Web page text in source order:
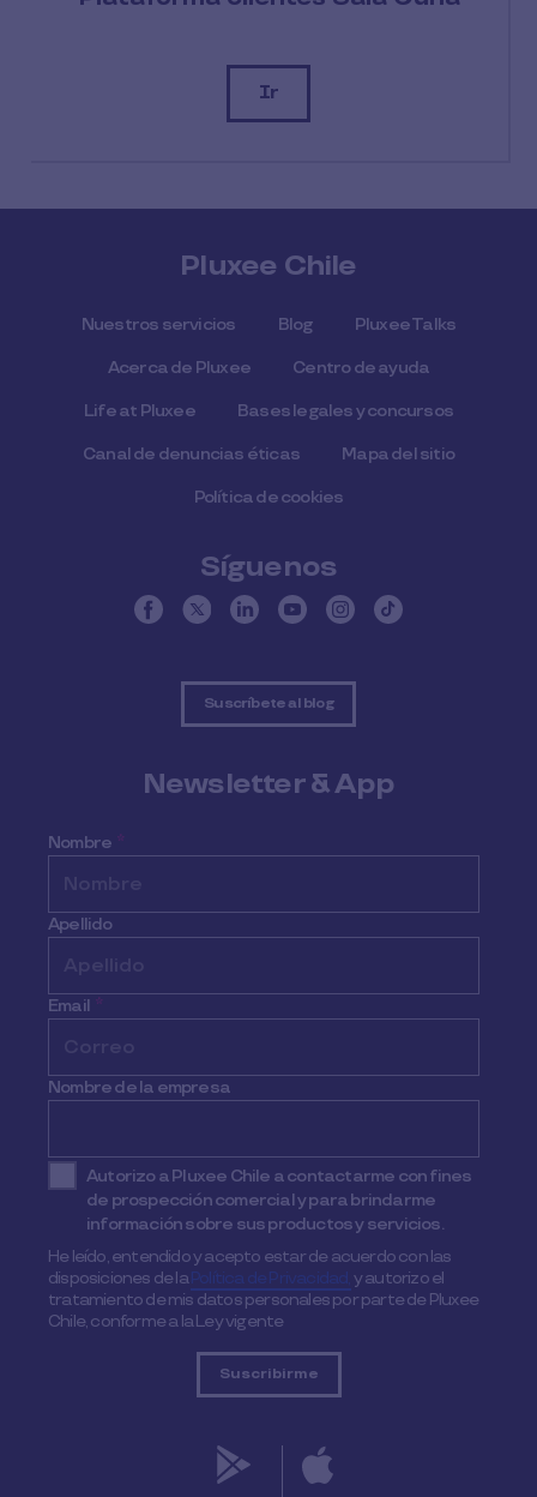
Ir
Pluxee Chile
Nuestros servicios Blog Pluxee Talks
Acerca de Pluxee Centro de ayuda
Life at Pluxee Bases legales y concursos
Canal de denuncias éticas Mapa del sitio
Política de cookies
Síguenos
Suscríbete al blog
Newsletter & App
Nombre *
Apellido
Email *
Nombre de la empresa
Autorizo a Pluxee Chile a contactarme con fines
de prospección comercial y para brindarme
información sobre sus productos y servicios.
He leído, entendido y acepto estar de acuerdo con las
disposiciones de laPolítica de Privacidad,y autorizo el
tratamiento de mis datos personales por parte de Pluxee
Chile, conforme a la Ley vigente